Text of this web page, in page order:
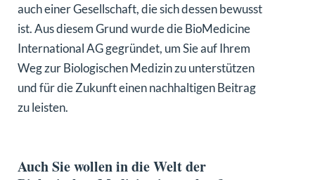
auch einer Gesellschaft, die sich dessen bewusst
ist. Aus diesem Grund wurde die BioMedicine
International AG gegründet, um Sie auf Ihrem
Weg zur Biologischen Medizin zu unterstützen
und für die Zukunft einen nachhaltigen Beitrag
zu leisten.
Auch Sie wollen in die Welt der